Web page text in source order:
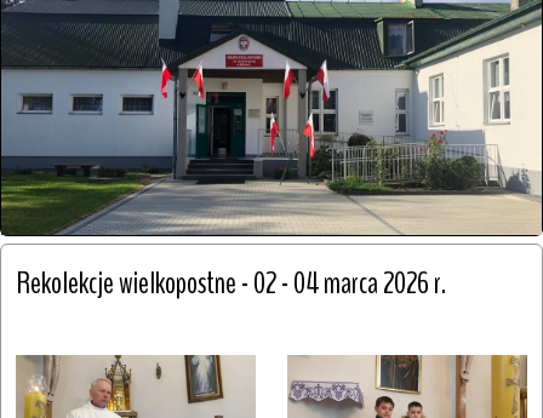
Rekolekcje wielkopostne - 02 - 04 marca 2026 r.